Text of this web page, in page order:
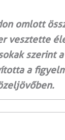
omlott
vesztette
szerint
a